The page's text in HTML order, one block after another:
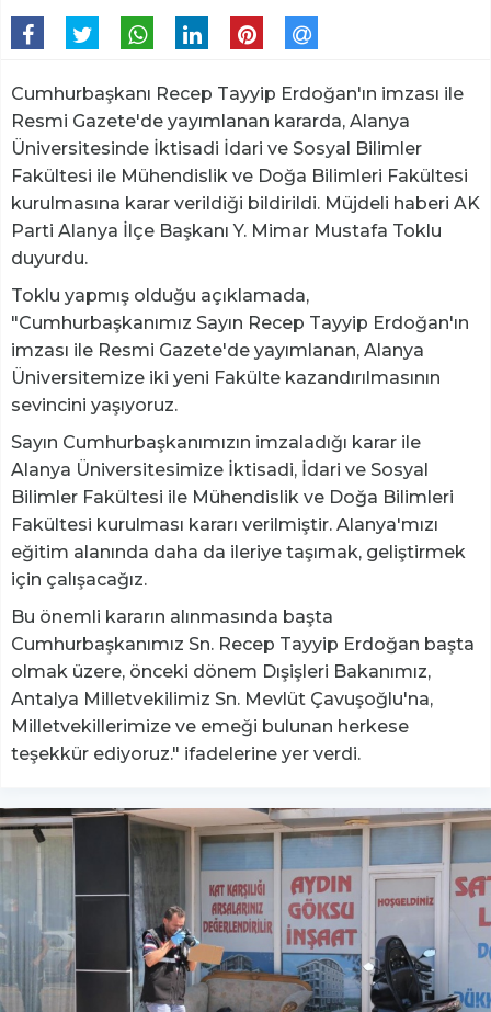
Cumhurbaşkanı Recep Tayyip Erdoğan'ın imzası ile
Resmi Gazete'de yayımlanan kararda, Alanya
Üniversitesinde İktisadi İdari ve Sosyal Bilimler
Fakültesi ile Mühendislik ve Doğa Bilimleri Fakültesi
kurulmasına karar verildiği bildirildi. Müjdeli haberi AK
Parti Alanya İlçe Başkanı Y. Mimar Mustafa Toklu
duyurdu.
Toklu yapmış olduğu açıklamada,
"Cumhurbaşkanımız Sayın Recep Tayyip Erdoğan'ın
imzası ile Resmi Gazete'de yayımlanan, Alanya
Üniversitemize iki yeni Fakülte kazandırılmasının
sevincini yaşıyoruz.
Sayın Cumhurbaşkanımızın imzaladığı karar ile
Alanya Üniversitesimize İktisadi, İdari ve Sosyal
Bilimler Fakültesi ile Mühendislik ve Doğa Bilimleri
Fakültesi kurulması kararı verilmiştir. Alanya'mızı
eğitim alanında daha da ileriye taşımak, geliştirmek
için çalışacağız.
Bu önemli kararın alınmasında başta
Cumhurbaşkanımız Sn. Recep Tayyip Erdoğan başta
olmak üzere, önceki dönem Dışişleri Bakanımız,
Antalya Milletvekilimiz Sn. Mevlüt Çavuşoğlu'na,
Milletvekillerimize ve emeği bulunan herkese
teşekkür ediyoruz." ifadelerine yer verdi.